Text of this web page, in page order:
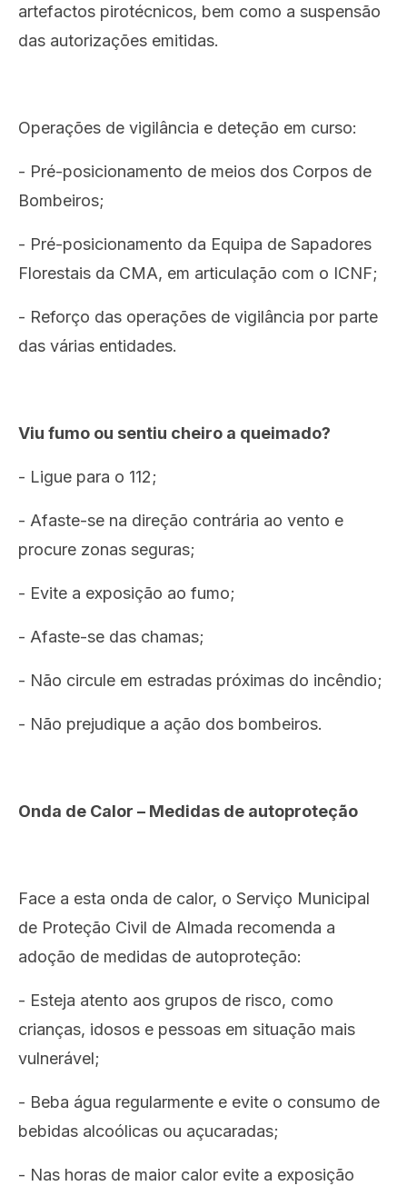
artefactos pirotécnicos, bem como a suspensão
das autorizações emitidas.
Operações de vigilância e deteção em curso:
- Pré-posicionamento de meios dos Corpos de
Bombeiros;
- Pré-posicionamento da Equipa de Sapadores
Florestais da CMA, em articulação com o ICNF;
- Reforço das operações de vigilância por parte
das várias entidades.
Viu fumo ou sentiu cheiro a queimado?
- Ligue para o 112;
- Afaste-se na direção contrária ao vento e
procure zonas seguras;
- Evite a exposição ao fumo;
- Afaste-se das chamas;
- Não circule em estradas próximas do incêndio;
- Não prejudique a ação dos bombeiros.
Onda de Calor – Medidas de autoproteção
Face a esta onda de calor, o Serviço Municipal
de Proteção Civil de Almada recomenda a
adoção de medidas de autoproteção:
- Esteja atento aos grupos de risco, como
crianças, idosos e pessoas em situação mais
vulnerável;
- Beba água regularmente e evite o consumo de
bebidas alcoólicas ou açucaradas;
- Nas horas de maior calor evite a exposição